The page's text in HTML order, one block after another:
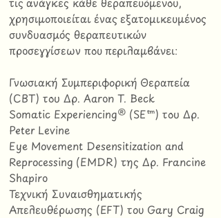
χρησιμοποιείται ένας εξατομικευμένος
συνδυασμός θεραπευτικών
προσεγγίσεων που περιλαμβάνει:
Γνωσιακή Συμπεριφορική Θεραπεία
(CBT) του Δρ. Aaron T. Beck
Somatic Experiencing® (SE™) του Δρ.
Peter Levine
Eye Movement Desensitization and
Reprocessing (EMDR) της Δρ. Francine
Shapiro
Τεχνική Συναισθηματικής
Απελευθέρωσης (EFT) του Gary Craig